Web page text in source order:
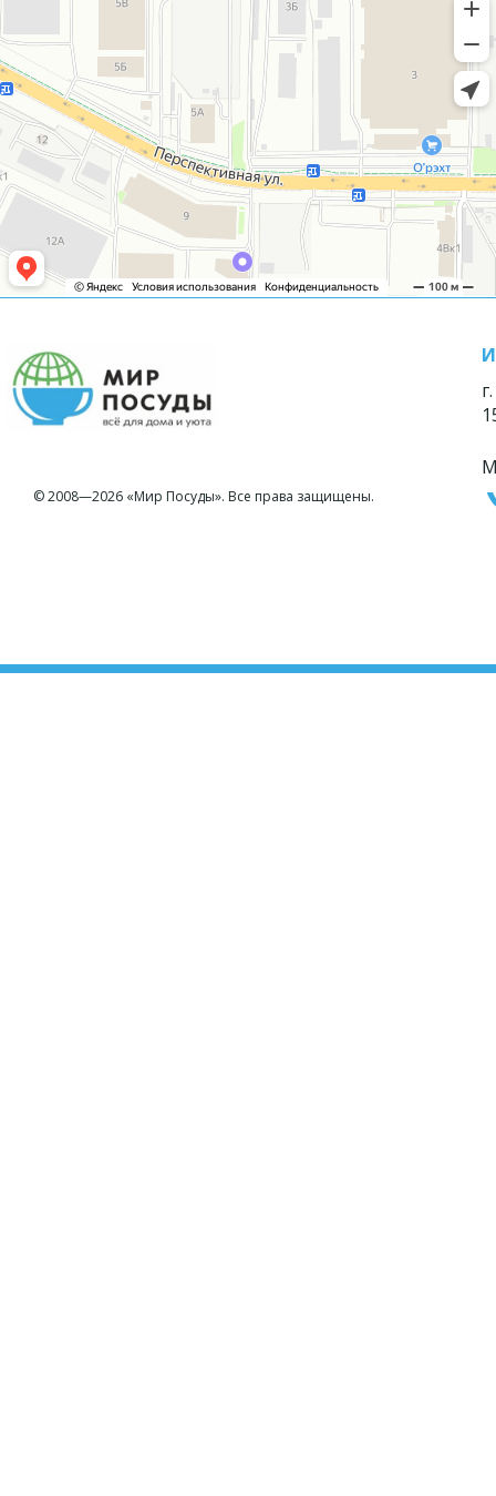
© 2008—2026 «Мир Посуды». Все права защищены.